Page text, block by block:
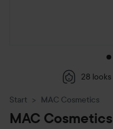
28 looks
Start MAC Cosmetics
MAC Cosmetics